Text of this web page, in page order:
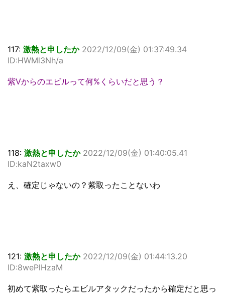
117: 激熱と申したか 2022/12/09(金) 01:37:49.34
ID:HWMl3Nh/a
紫Vからのエビルって何%くらいだと思う？
118: 激熱と申したか 2022/12/09(金) 01:40:05.41
ID:kaN2taxw0
え、確定じゃないの？紫取ったことないわ
121: 激熱と申したか 2022/12/09(金) 01:44:13.20
ID:8wePlHzaM
初めて紫取ったらエビルアタックだったから確定だと思っ